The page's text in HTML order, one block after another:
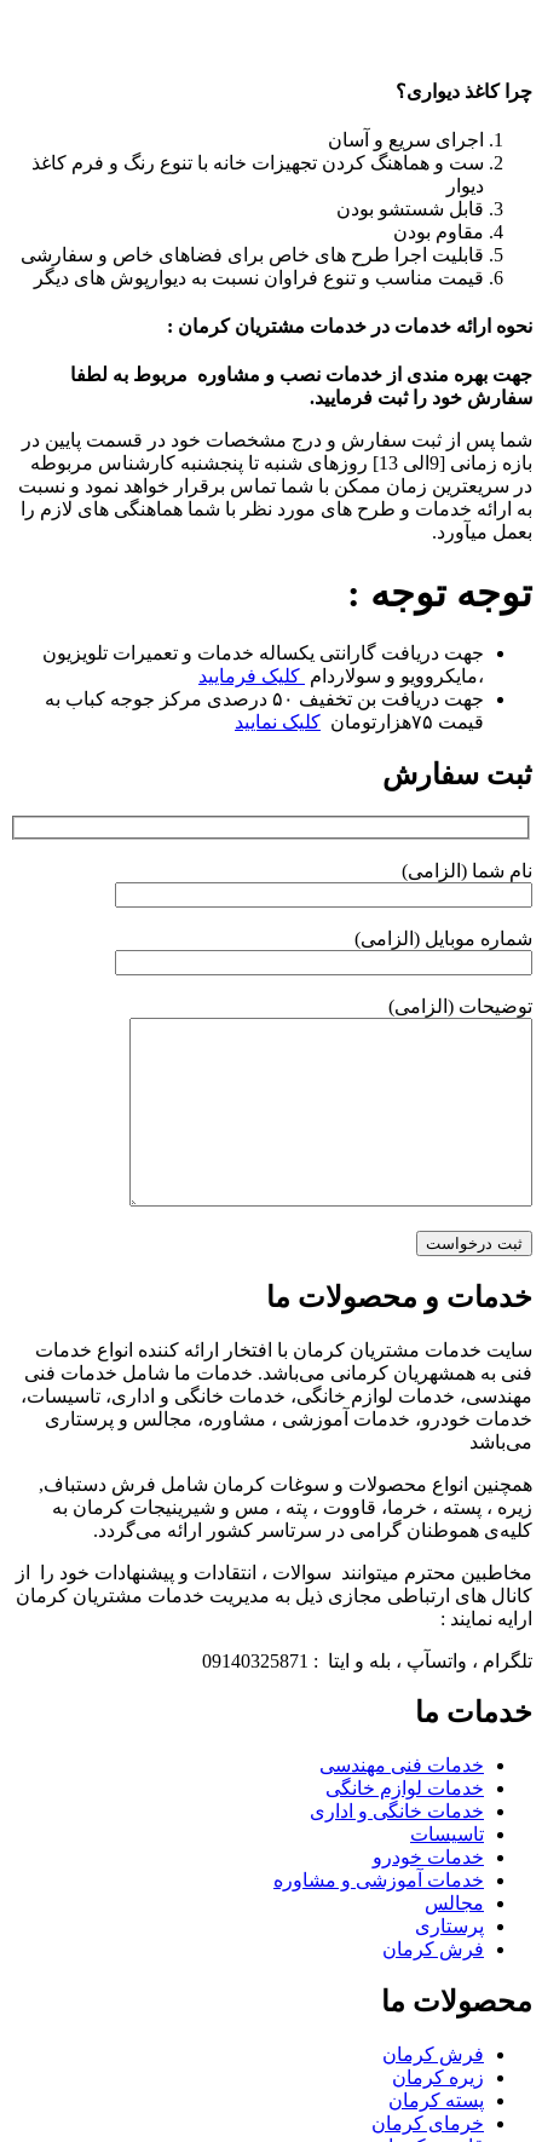
چرا کاغذ دیواری؟
اجرای سریع و آسان
ست و هماهنگ کردن تجهیزات خانه با تنوع رنگ و فرم کاغذ
دیوار
قابل شستشو بودن
مقاوم بودن
قابلیت اجرا طرح های خاص برای فضاهای خاص و سفارشی
قیمت مناسب و تنوع فراوان نسبت به دیوارپوش های دیگر
نحوه ارائه خدمات در خدمات مشتریان کرمان :
جهت بهره مندی از خدمات نصب و مشاوره مربوط به لطفا
سفارش خود را ثبت فرمایید.
شما پس از ثبت سفارش و درج مشخصات خود در قسمت پایین در
بازه زمانی [9الی 13] روزهای شنبه تا پنجشنبه کارشناس مربوطه
در سریعترین زمان ممکن با شما تماس برقرار خواهد نمود و نسبت
به ارائه خدمات و طرح های مورد نظر با شما هماهنگی های لازم را
بعمل میآورد.
توجه توجه :
جهت دریافت گارانتی یکساله خدمات و تعمیرات تلویزیون
،مایکروویو و سولاردام کلیک فرمایید
جهت دریافت بن تخفیف ۵۰ درصدی مرکز جوجه کباب به
قیمت ۷۵هزارتومان
کلیک نمایید
ثبت سفارش
نام شما (الزامی)
شماره موبایل (الزامی)
توضیحات (الزامی)
خدمات و محصولات ما
سایت خدمات مشتریان کرمان با افتخار ارائه کننده انواع خدمات
فنی به همشهریان کرمانی می‌باشد. خدمات ما شامل خدمات فنی
مهندسی، خدمات لوازم خانگی، خدمات خانگی و اداری، تاسیسات،
خدمات خودرو، خدمات آموزشی ، مشاوره، مجالس و پرستاری
می‌باشد
همچنین انواع محصولات و سوغات کرمان شامل فرش دستباف,
زیره ، پسته ، خرما، قاووت ، پته ، مس و شیرینیجات کرمان به
کلیه‌ی هموطنان گرامی در سرتاسر کشور ارائه می‌گردد.
مخاطبین محترم میتوانند سوالات ، انتقادات و پیشنهادات خود را از
کانال های ارتباطی مجازی ذیل به مدیریت خدمات مشتریان کرمان
ارایه نمایند :
تلگرام ، واتسآپ ، بله و ایتا : 09140325871
خدمات ما
خدمات فنی مهندسی
خدمات لوازم خانگی
خدمات خانگی و اداری
تاسیسات
خدمات خودرو
خدمات آموزشی و مشاوره
مجالس
پرستاری
فرش کرمان
محصولات ما
فرش کرمان
زیره کرمان
پسته کرمان
خرمای کرمان